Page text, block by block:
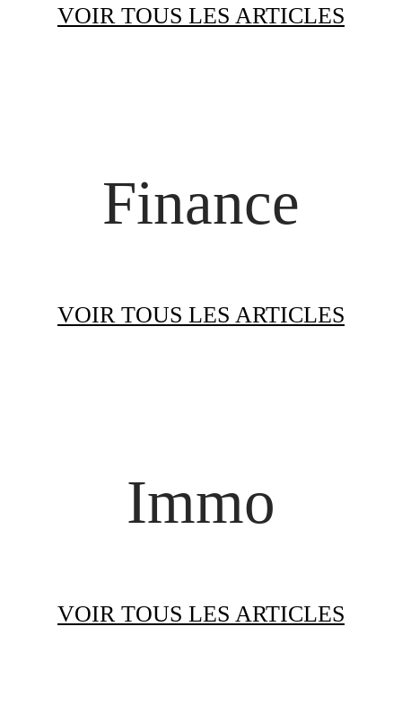
VOIR TOUS LES ARTICLES
Finance
VOIR TOUS LES ARTICLES
Immo
VOIR TOUS LES ARTICLES